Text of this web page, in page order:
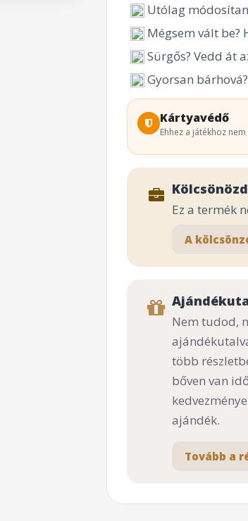
Utólag
Mégsem vált be?
Sürgős? Vedd át
Gyorsan bárhová?
Kártyavédő
Ehhez a játékhoz
Ez a termék
A
Nem tudod,
több
bőven van
ajándék.
Tovább a